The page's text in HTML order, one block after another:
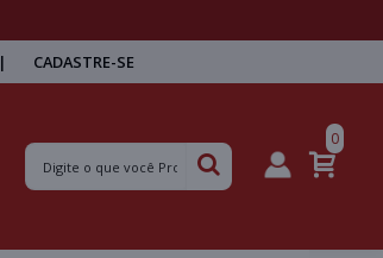
| CADASTRE-SE
0